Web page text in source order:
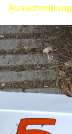
Ausschreibung